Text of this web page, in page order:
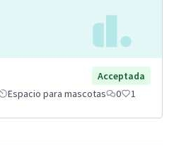
Acceptada
Espacio para mascotas 0 1